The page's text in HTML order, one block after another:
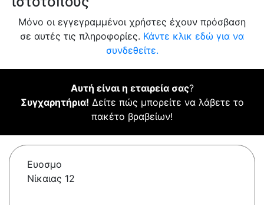
Μόνο οι εγγεγραμμένοι χρήστες έχουν πρόσβαση
σε αυτές τις πληροφορίες. Κάντε κλικ εδώ για να
συνδεθείτε.
Αυτή είναι η εταιρεία σας?
Συγχαρητήρια! Δείτε πώς μπορείτε να λάβετε το
πακέτο βραβείων!
Ευοσμο
Νίκαιας 12